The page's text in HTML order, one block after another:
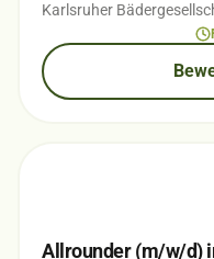
Karlsruher